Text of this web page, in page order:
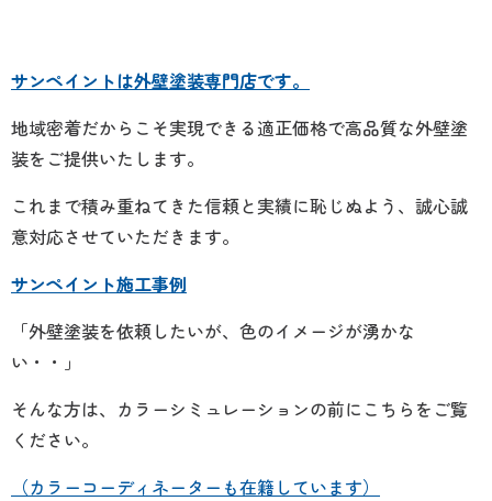
サンペイントは外壁塗装専門店です。
地域密着だからこそ実現できる適正価格で高品質な外壁塗
装をご提供いたします。
これまで積み重ねてきた信頼と実績に恥じぬよう、誠心誠
意対応させていただきます。
サンペイント施工事例
「外壁塗装を依頼したいが、色のイメージが湧かな
い・・」
そんな方は、カラーシミュレーションの前にこちらをご覧
ください。
（カラーコーディネーターも在籍しています）